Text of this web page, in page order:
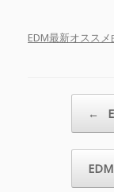
EDM最新オススメ
←